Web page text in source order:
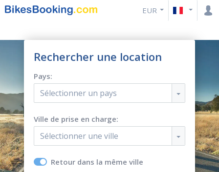
EUR
Rechercher une location
Pays:
Sélectionner un pays
Ville de prise en charge:
Sélectionner une ville
Retour dans la même ville